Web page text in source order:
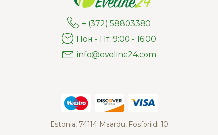
+ (372) 58803380
Пон - Пт: 9:00 - 16:00
info@eveline24.com
Estonia, 74114 Maardu, Fosforiidi 10